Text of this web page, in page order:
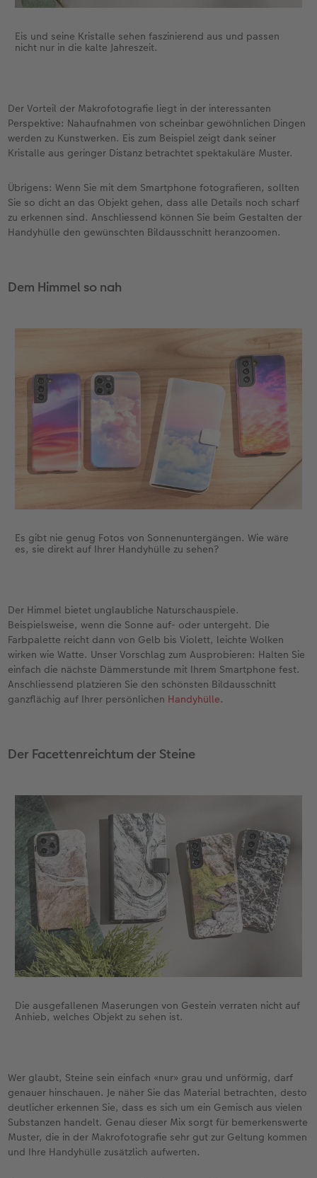
Eis und seine Kristalle sehen faszinierend aus und passen
nicht nur in die kalte Jahreszeit.
Der Vorteil der Makrofotografie liegt in der interessanten
Perspektive: Nahaufnahmen von scheinbar gewöhnlichen Dingen
werden zu Kunstwerken. Eis zum Beispiel zeigt dank seiner
Kristalle aus geringer Distanz betrachtet spektakuläre Muster.
Übrigens: Wenn Sie mit dem Smartphone fotografieren, sollten
Sie so dicht an das Objekt gehen, dass alle Details noch scharf
zu erkennen sind. Anschliessend können Sie beim Gestalten der
Handyhülle den gewünschten Bildausschnitt heranzoomen.
Dem Himmel so nah
Es gibt nie genug Fotos von Sonnenuntergängen. Wie wäre
es, sie direkt auf Ihrer Handyhülle zu sehen?
Der Himmel bietet unglaubliche Naturschauspiele.
Beispielsweise, wenn die Sonne auf- oder untergeht. Die
Farbpalette reicht dann von Gelb bis Violett, leichte Wolken
wirken wie Watte. Unser Vorschlag zum Ausprobieren: Halten Sie
einfach die nächste Dämmerstunde mit Ihrem Smartphone fest.
Anschliessend platzieren Sie den schönsten Bildausschnitt
ganzflächig auf Ihrer persönlichen Handyhülle.
Der Facettenreichtum der Steine
Die ausgefallenen Maserungen von Gestein verraten nicht auf
Anhieb, welches Objekt zu sehen ist.
Wer glaubt, Steine sein einfach «nur» grau und unförmig, darf
genauer hinschauen. Je näher Sie das Material betrachten, desto
deutlicher erkennen Sie, dass es sich um ein Gemisch aus vielen
Substanzen handelt. Genau dieser Mix sorgt für bemerkenswerte
Muster, die in der Makrofotografie sehr gut zur Geltung kommen
und Ihre Handyhülle zusätzlich aufwerten.